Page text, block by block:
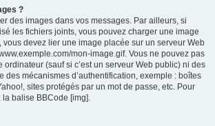
?
des images dans vos messages. Par ailleurs, si
les fichiers joints, vous pouvez charger une image
vous devez lier une image placée sur un serveur Web
mon-image.gif. Vous ne pouvez pas
ordinateur (sauf si c’est un serveur Web public) ni des
des mécanismes d’authentification, exemple : boîtes
sites protégés par un mot de passe, etc. Pour
la balise BBCode [img].